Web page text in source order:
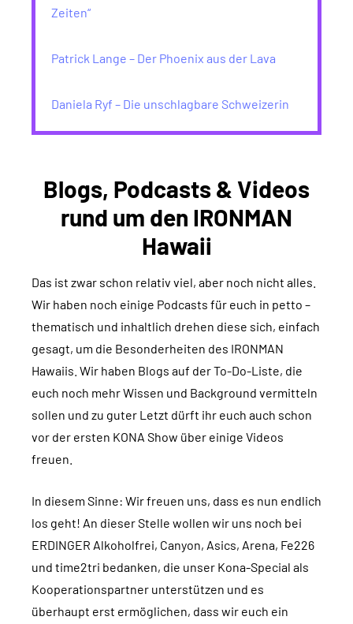
Zeiten“
Patrick Lange – Der Phoenix aus der Lava
Daniela Ryf – Die unschlagbare Schweizerin
Blogs, Podcasts & Videos
rund um den IRONMAN
Hawaii
Das ist zwar schon relativ viel, aber noch nicht alles.
Wir haben noch einige Podcasts für euch in petto –
thematisch und inhaltlich drehen diese sich, einfach
gesagt, um die Besonderheiten des IRONMAN
Hawaiis. Wir haben Blogs auf der To-Do-Liste, die
euch noch mehr Wissen und Background vermitteln
sollen und zu guter Letzt dürft ihr euch auch schon
vor der ersten KONA Show über einige Videos
freuen.
In diesem Sinne: Wir freuen uns, dass es nun endlich
los geht! An dieser Stelle wollen wir uns noch bei
ERDINGER Alkoholfrei, Canyon, Asics, Arena, Fe226
und time2tri bedanken, die unser Kona-Special als
Kooperationspartner unterstützen und es
überhaupt erst ermöglichen, dass wir euch ein